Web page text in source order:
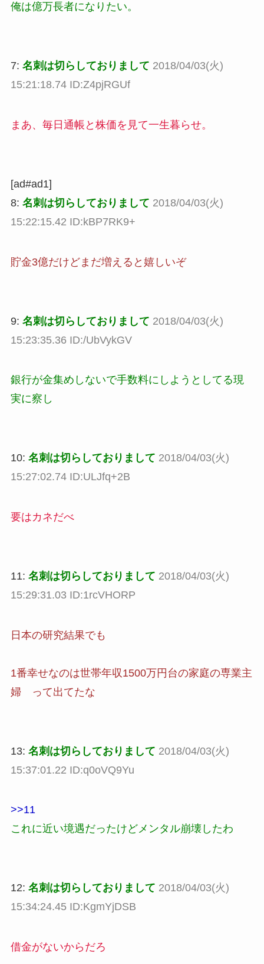
俺は億万長者になりたい。
7: 名刺は切らしておりまして 2018/04/03(火)
15:21:18.74 ID:Z4pjRGUf
まあ、毎日通帳と株価を見て一生暮らせ。
[ad#ad1]
8: 名刺は切らしておりまして 2018/04/03(火)
15:22:15.42 ID:kBP7RK9+
貯金3億だけどまだ増えると嬉しいぞ
9: 名刺は切らしておりまして 2018/04/03(火)
15:23:35.36 ID:/UbVykGV
銀行が金集めしないで手数料にしようとしてる現
実に察し
10: 名刺は切らしておりまして 2018/04/03(火)
15:27:02.74 ID:ULJfq+2B
要はカネだべ
11: 名刺は切らしておりまして 2018/04/03(火)
15:29:31.03 ID:1rcVHORP
日本の研究結果でも
1番幸せなのは世帯年収1500万円台の家庭の専業主
婦 って出てたな
13: 名刺は切らしておりまして 2018/04/03(火)
15:37:01.22 ID:q0oVQ9Yu
>>11
これに近い境遇だったけどメンタル崩壊したわ
12: 名刺は切らしておりまして 2018/04/03(火)
15:34:24.45 ID:KgmYjDSB
借金がないからだろ